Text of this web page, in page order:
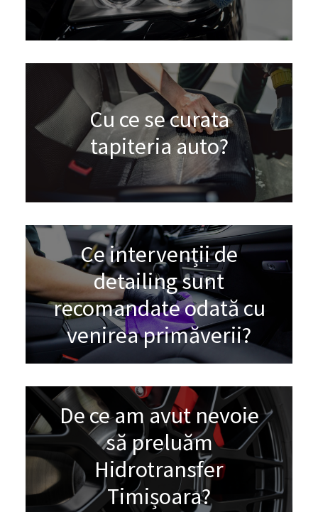
Cu ce se curata
tapiteria auto?
Ce intervenții de
detailing sunt
recomandate odată cu
venirea primăverii?
De ce am avut nevoie
să preluăm
Hidrotransfer
Timișoara?